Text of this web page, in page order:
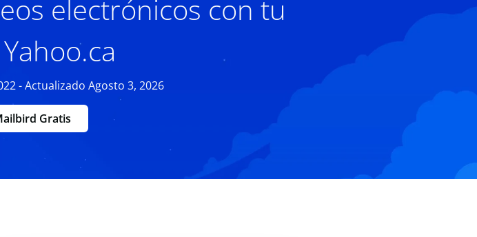
electrónicos con tu
- Actualizado Agosto 3, 2026
Gratis